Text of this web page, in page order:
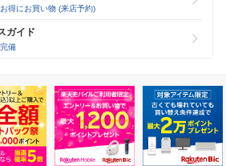
得にお買い物 (来店予約)
ガイド
備